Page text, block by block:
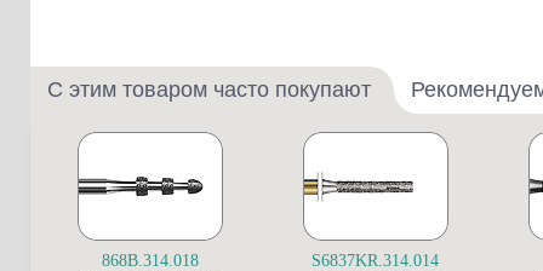
С этим товаром часто покупают
868B.314.018 S6837KR.314.014